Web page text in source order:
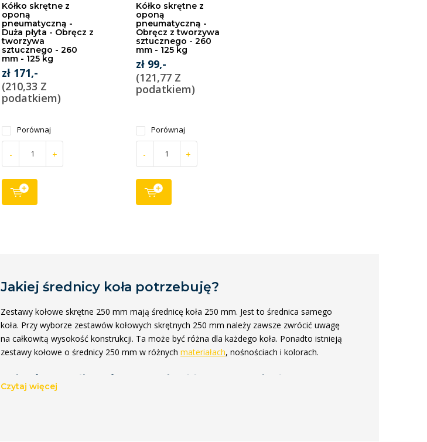
Kółko skrętne z
oponą
pneumatyczną -
Duża płyta - Obręcz z
tworzywa
sztucznego - 260
mm - 125 kg
zł 171,-
(210,33 Z
podatkiem)
Porównaj
- +
Kółko skrętne z
oponą
pneumatyczną -
Obręcz z tworzywa
sztucznego - 260
mm - 125 kg
zł 99,-
(121,77 Z
podatkiem)
Porównaj
- +
Jakiej średnicy koła potrzebuję?
Zestawy kołowe skrętne 250 mm mają średnicę koła 250 mm. Jest to średnica samego
koła. Przy wyborze zestawów kołowych skrętnych 250 mm należy zawsze zwrócić uwagę
na całkowitą wysokość konstrukcji. Ta może być różna dla każdego koła. Ponadto istnieją
zestawy kołowe o średnicy 250 mm w różnych materiałach, nośnościach i kolorach.
Jaka jest całkowita wysokość zestawu kołowego
Czytaj więcej